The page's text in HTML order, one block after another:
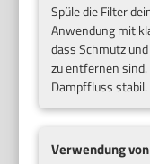
Spüle die Filter
Anwendung mit
dass Schmutz
zu entfernen
Dampffluss stabil.
Verwendung